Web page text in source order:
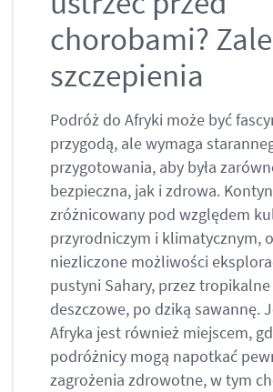
chorobami?
szczepienia
Podróż do Afryki może być
przygodą, ale wymaga
przygotowania, aby była
bezpieczna, jak i zdrowa.
zróżnicowany pod względem
przyrodniczym i klimatycznym,
niezliczone możliwości
pustyni Sahary, przez
deszczowe, po dziką sawannę.
Afryka jest również miejscem,
podróżnicy mogą napotkać
zagrożenia zdrowotne, w tym